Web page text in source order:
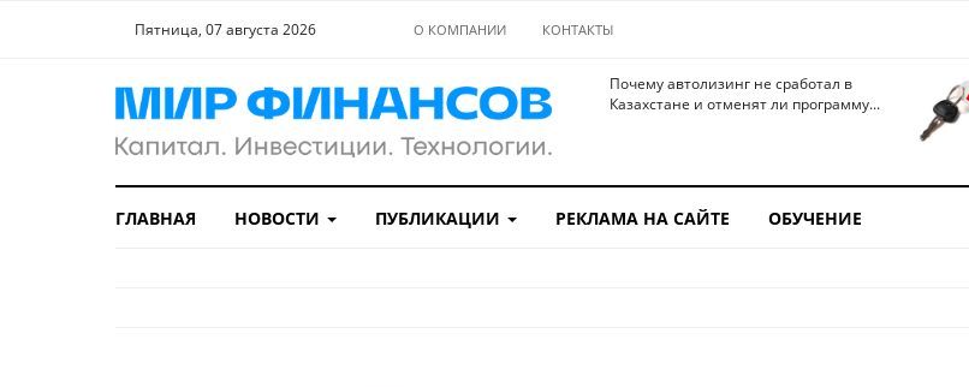
Пятница, 07 августа 2026 О КОМПАНИИ КОНТАКТЫ
Почему автолизинг не сработал в
Казахстане и отменят ли программу...
ГЛАВНАЯ НОВОСТИ ПУБЛИКАЦИИ РЕКЛАМА НА САЙТЕ ОБУЧЕНИЕ